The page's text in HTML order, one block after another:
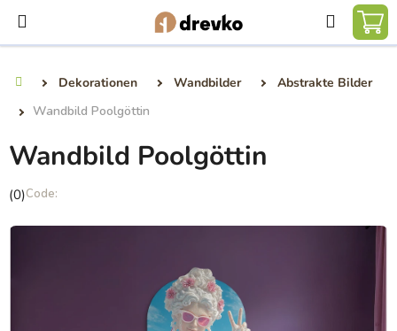
Inhalt
springen
Suchen
Dekorationen Wandbilder
Abstrakte Bilder
Wandbild Poolgöttin
Wandbild Poolgöttin
Die
Produktbewertung
(0)